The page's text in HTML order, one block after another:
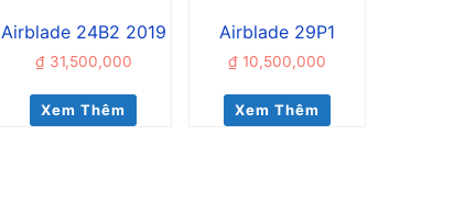
Airblade 24B2 2019
₫31,500,000
Xem Thêm
Airblade 29P1
₫10,500,000
Xem Thêm